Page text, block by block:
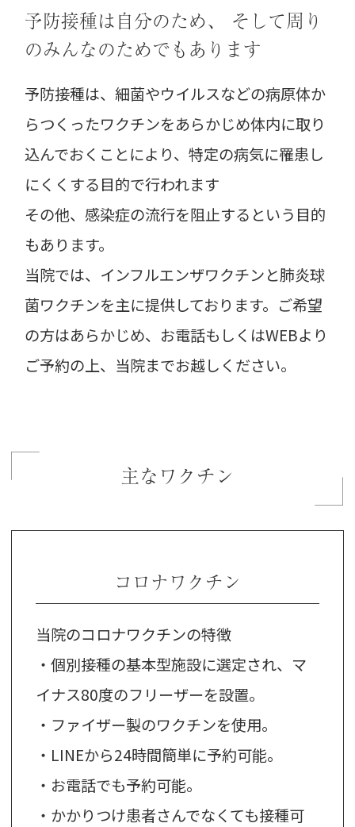
予防接種は自分のため、
そして周り
のみんなのためでもあります
予防接種は、細菌やウイルスなどの病原体か
らつくったワクチンをあらかじめ体内に取り
込んでおくことにより、特定の病気に罹患し
にくくする目的で行われます
その他、感染症の流行を阻止するという目的
もあります。
当院では、インフルエンザワクチンと肺炎球
菌ワクチンを主に提供しております。ご希望
の方はあらかじめ、お電話もしくはWEBより
ご予約の上、当院までお越しください。
主なワクチン
コロナワクチン
当院のコロナワクチンの特徴
・個別接種の基本型施設に選定され、マ
イナス80度のフリーザーを設置。
・ファイザー製のワクチンを使用。
・LINEから24時間簡単に予約可能。
・お電話でも予約可能。
・かかりつけ患者さんでなくても接種可